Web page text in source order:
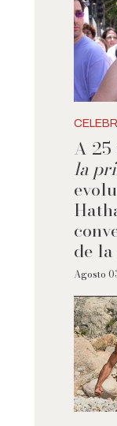
A 25
la
de
Agosto